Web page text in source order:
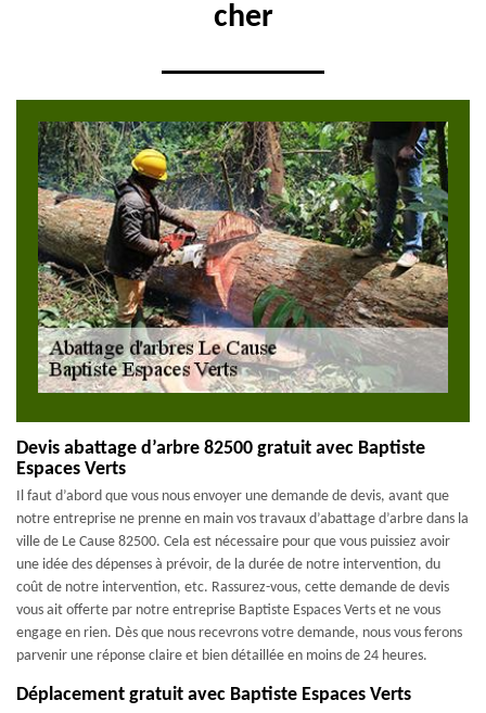
cher
Devis abattage d’arbre 82500 gratuit avec Baptiste
Espaces Verts
Il faut d’abord que vous nous envoyer une demande de devis, avant que
notre entreprise ne prenne en main vos travaux d’abattage d’arbre dans la
ville de Le Cause 82500. Cela est nécessaire pour que vous puissiez avoir
une idée des dépenses à prévoir, de la durée de notre intervention, du
coût de notre intervention, etc. Rassurez-vous, cette demande de devis
vous ait offerte par notre entreprise Baptiste Espaces Verts et ne vous
engage en rien. Dès que nous recevrons votre demande, nous vous ferons
parvenir une réponse claire et bien détaillée en moins de 24 heures.
Déplacement gratuit avec Baptiste Espaces Verts